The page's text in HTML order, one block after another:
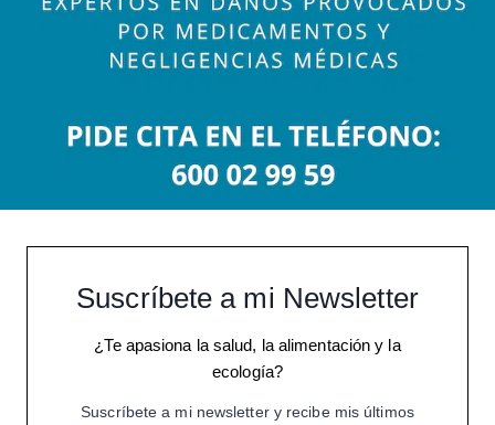
Suscríbete a mi Newsletter
¿Te apasiona la salud, la alimentación y la
ecología?
Suscríbete a mi newsletter y recibe mis últimos